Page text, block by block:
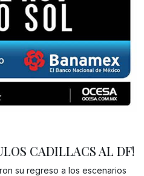
Gracias!
CADILLACS AL DF!
su regreso a los escenarios